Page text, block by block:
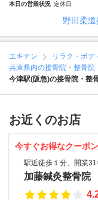
本日の営業状況 定休日
野田柔
エキテン リラク・ボデ
兵庫県内の接骨院・整骨院
今津駅(阪急)の接骨院・整
お近くのお店
今すぐお得なクーポ
駅近徒歩１分、開業
加藤鍼灸整骨院